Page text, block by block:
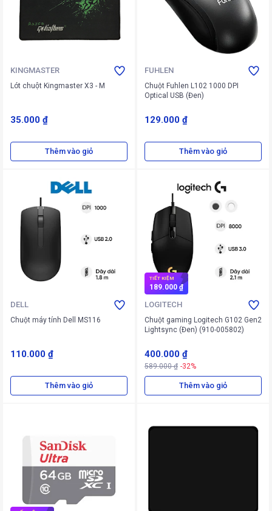
KINGMASTER
Lót chuột Kingmaster X3 - M
35.000 ₫
Thêm vào giỏ
FUHLEN
Chuột Fuhlen L102 1000 DPI
Optical USB (Đen)
129.000 ₫
Thêm vào giỏ
DELL
Chuột máy tính Dell MS116
110.000 ₫
Thêm vào giỏ
TIẾT KIỆM
189.000 ₫
LOGITECH
Chuột gaming Logitech G102 Gen2
Lightsync (Đen) (910-005802)
400.000 ₫
589.000 ₫ -32%
Thêm vào giỏ